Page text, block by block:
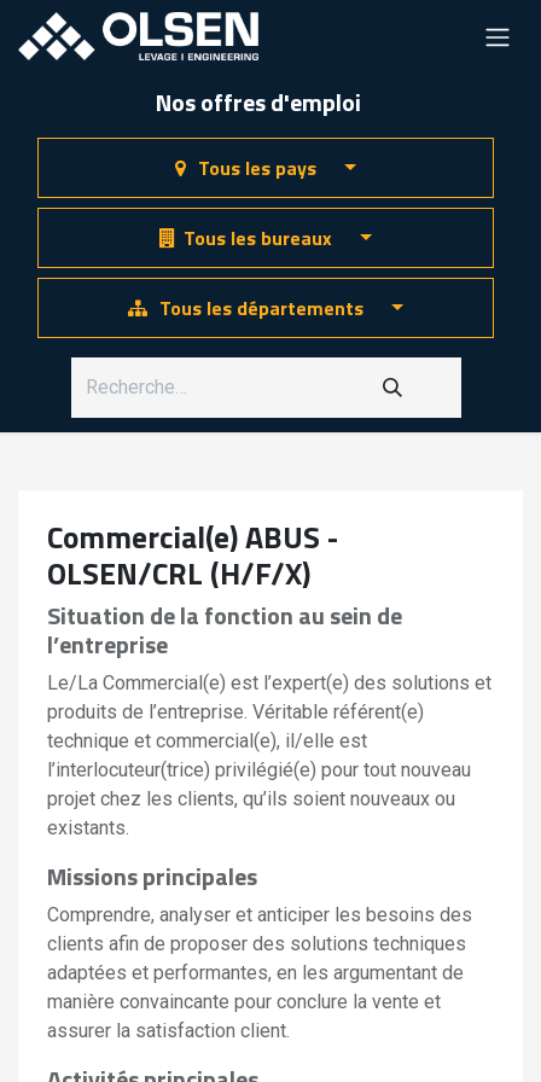
Nos offres d'emploi
Tous les pays
Tous les bureaux
Tous les départements
Commercial(e) ABUS -
OLSEN/CRL (H/F/X)
Situation de la fonction au sein de
l’entreprise
Le/La Commercial(e) est l’expert(e) des solutions et
produits de l’entreprise. Véritable référent(e)
technique et commercial(e), il/elle est
l’interlocuteur(trice) privilégié(e) pour tout nouveau
projet chez les clients, qu’ils soient nouveaux ou
existants.
Missions principales
Comprendre, analyser et anticiper les besoins des
clients afin de proposer des solutions techniques
adaptées et performantes, en les argumentant de
manière convaincante pour conclure la vente et
assurer la satisfaction client.